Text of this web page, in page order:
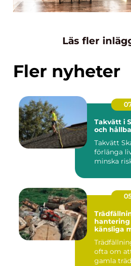
Läs fler
Fler nyheter
Takvätt i
och
Takvätt
förlänga
minska
hantering
känsliga
ofta om
gamla